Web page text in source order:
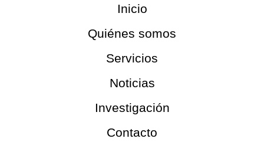
Inicio
Quiénes somos
Servicios
Noticias
Investigación
Contacto